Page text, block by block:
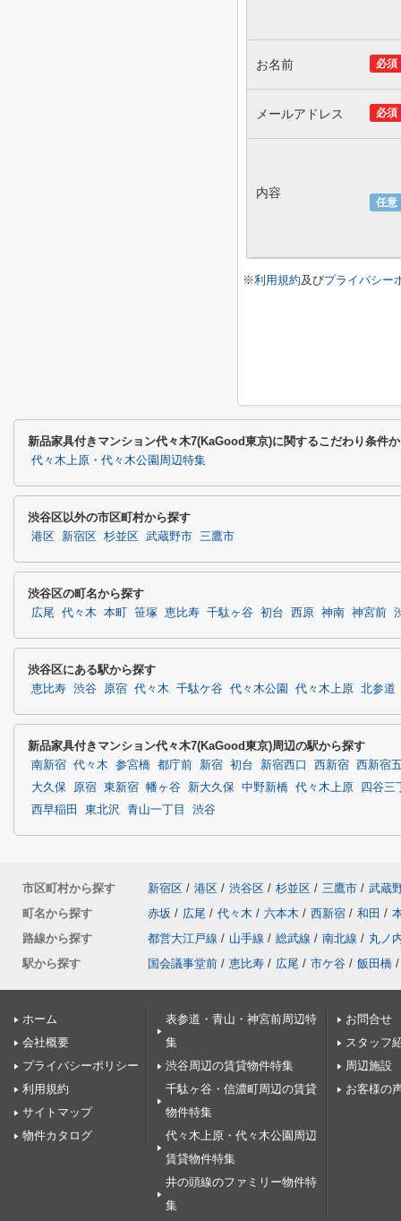
必須
お名前
必須
メールアドレス
任意
内容
※利用規約及びプライバシー
新品家具付きマンション代々木7(KaGood東京)に関するこだわり条件
代々木上原・代々木公園周辺特集
渋谷区以外の市区町村から探す
港区 新宿区 杉並区 武蔵野市 三鷹市
渋谷区の町名から探す
広尾 代々木 本町 笹塚 恵比寿 千駄ヶ谷 初台 西原 神南 神宮前
渋谷区にある駅から探す
恵比寿 渋谷 原宿 代々木 千駄ケ谷 代々木公園 代々木上原 北参道
新品家具付きマンション代々木7(KaGood東京)周辺の駅から探す
南新宿 代々木 参宮橋 都庁前 新宿 初台 新宿西口 西新宿
西新宿
大久保
原宿 東新宿 幡ヶ谷 新大久保 中野新橋 代々木上原
四谷三
西早稲田
東北沢 青山一丁目 渋谷
市区町村から探す 新宿区 / 港区 / 渋谷区 / 杉並区 / 三鷹市 / 武蔵
町名から探す
赤坂 / 広尾 / 代々木 / 六本木 / 西新宿 / 和田 /
路線から探す
都営大江戸線 / 山手線 / 総武線 / 南北線 / 丸ノ
駅から探す
国会議事堂前 / 恵比寿 / 広尾 / 市ケ谷 / 飯田橋 /
ホーム
会社概要
プライバシーポリシー
利用規約
サイトマップ
物件カタログ
表参道・青山・神宮前周辺特
集
渋谷周辺の賃貸物件特集
千駄ヶ谷・信濃町周辺の賃貸
物件特集
代々木上原・代々木公園周辺
賃貸物件特集
井の頭線のファミリー物件特
集
お問合せ
スタッフ
周辺施設
お客様の